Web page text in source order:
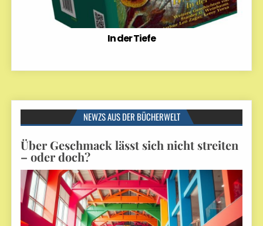
In der Tiefe
NEWZS AUS DER BÜCHERWELT
Über Geschmack lässt sich nicht streiten
– oder doch?